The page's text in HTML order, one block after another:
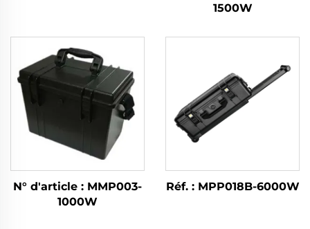
1500W
N° d'article : MMP003-
1000W
Réf. : MPP018B-6000W